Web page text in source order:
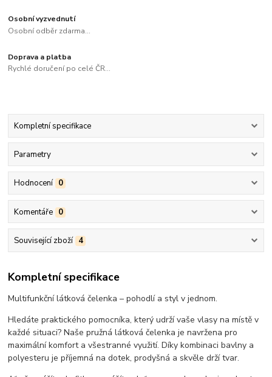
Osobní vyzvednutí
Osobní odběr zdarma...
Doprava a platba
Rychlé doručení po celé ČR...
Kompletní specifikace
Parametry
Hodnocení 0
Komentáře 0
Související zboží 4
Kompletní specifikace
Multifunkční látková čelenka – pohodlí a styl v jednom.
Hledáte praktického pomocníka, který udrží vaše vlasy na místě v
každé situaci? Naše pružná látková čelenka je navržena pro
maximální komfort a všestranné využití. Díky kombinaci bavlny a
polyesteru je příjemná na dotek, prodyšná a skvěle drží tvar.